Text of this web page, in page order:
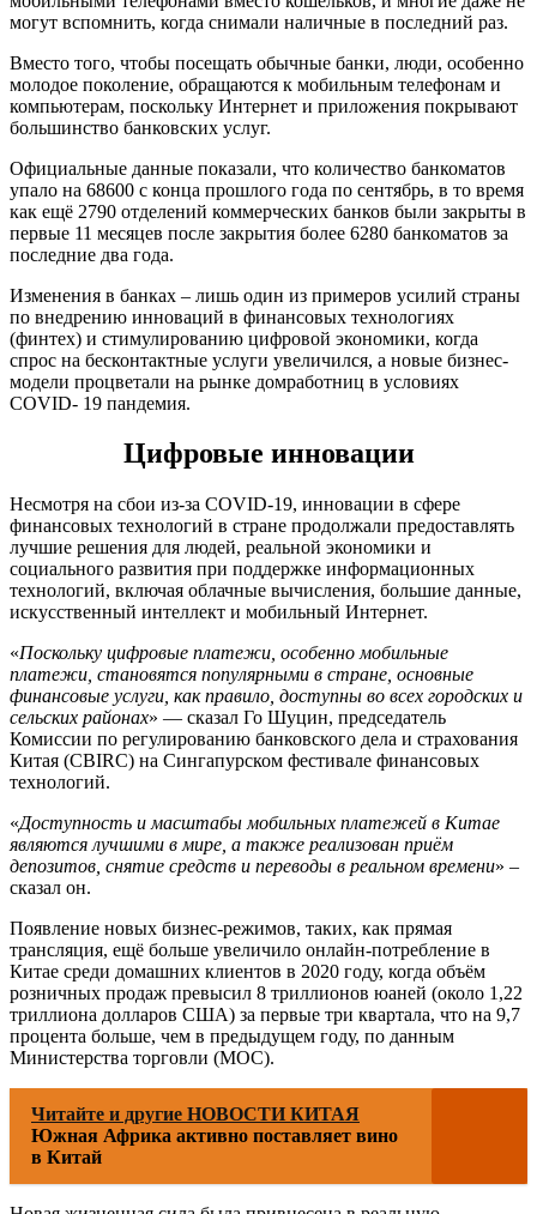
могут вспомнить, когда снимали наличные в последний раз.
Вместо того, чтобы посещать обычные банки, люди, особенно
молодое поколение, обращаются к мобильным телефонам и
компьютерам, поскольку Интернет и приложения покрывают
большинство банковских услуг.
Официальные данные показали, что количество банкоматов
упало на 68600 с конца прошлого года по сентябрь, в то время
как ещё 2790 отделений коммерческих банков были закрыты в
первые 11 месяцев после закрытия более 6280 банкоматов за
последние два года.
Изменения в банках – лишь один из примеров усилий страны
по внедрению инноваций в финансовых технологиях
(финтех) и стимулированию цифровой экономики, когда
спрос на бесконтактные услуги увеличился, а новые бизнес-
модели процветали на рынке домработниц в условиях
COVID- 19 пандемия.
Цифровые инновации
Несмотря на сбои из-за COVID-19, инновации в сфере
финансовых технологий в стране продолжали предоставлять
лучшие решения для людей, реальной экономики и
социального развития при поддержке информационных
технологий, включая облачные вычисления, большие данные,
искусственный интеллект и мобильный Интернет.
«Поскольку цифровые платежи, особенно мобильные
платежи, становятся популярными в стране, основные
финансовые услуги, как правило, доступны во всех городских и
сельских районах» — сказал Го Шуцин, председатель
Комиссии по регулированию банковского дела и страхования
Китая (CBIRC) на Сингапурском фестивале финансовых
технологий.
«Доступность и масштабы мобильных платежей в Китае
являются лучшими в мире, а также реализован приём
депозитов, снятие средств и переводы в реальном времени» –
сказал он.
Появление новых бизнес-режимов, таких, как прямая
трансляция, ещё больше увеличило онлайн-потребление в
Китае среди домашних клиентов в 2020 году, когда объём
розничных продаж превысил 8 триллионов юаней (около 1,22
триллиона долларов США) за первые три квартала, что на 9,7
процента больше, чем в предыдущем году, по данным
Министерства торговли (MOC).
Читайте и другие НОВОСТИ КИТАЯ
Южная Африка активно поставляет вино
в Китай